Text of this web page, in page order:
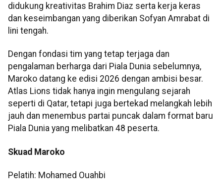
didukung kreativitas Brahim Diaz serta kerja keras
dan keseimbangan yang diberikan Sofyan Amrabat di
lini tengah.
Dengan fondasi tim yang tetap terjaga dan
pengalaman berharga dari Piala Dunia sebelumnya,
Maroko datang ke edisi 2026 dengan ambisi besar.
Atlas Lions tidak hanya ingin mengulang sejarah
seperti di Qatar, tetapi juga bertekad melangkah lebih
jauh dan menembus partai puncak dalam format baru
Piala Dunia yang melibatkan 48 peserta.
Skuad Maroko
Pelatih: Mohamed Ouahbi